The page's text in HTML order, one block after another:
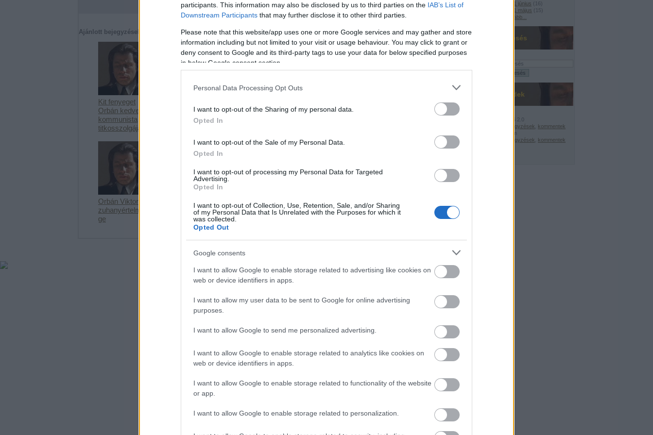
participants. This information may also be disclosed by us to third parties on the IAB’s List of
Downstream Participants that may further disclose it to other third parties.
Please note that this website/app uses one or more Google services and may gather and store
information including but not limited to your visit or usage behaviour. You may click to grant or
deny consent to Google and its third-party tags to use your data for below specified purposes
in below Google consent section.
Personal Data Processing Opt Outs
I want to opt-out of the Sharing of my personal data.
Opted In
I want to opt-out of the Sale of my Personal Data.
Opted In
I want to opt-out of processing my Personal Data for Targeted
Advertising.
Opted In
I want to opt-out of Collection, Use, Retention, Sale, and/or Sharing
of my Personal Data that Is Unrelated with the Purposes for which it
was collected.
Opted Out
Google consents
I want to allow Google to enable storage related to advertising like cookies on
web or device identifiers in apps.
I want to allow my user data to be sent to Google for online advertising
purposes.
I want to allow Google to send me personalized advertising.
I want to allow Google to enable storage related to analytics like cookies on
web or device identifiers in apps.
I want to allow Google to enable storage related to functionality of the website
or app.
I want to allow Google to enable storage related to personalization.
2021 június ( 16 )
2021 május ( 15)
Tovább
Keresés
Feedek
RSS 2.0
bejegyzések
kommentek
Atom
bejegyzések
kommentek
Jobban teljesít...
FRISSÍTVE!
Itt az újabb történelmi csúcs
A központi költségvetés bruttó adóssága: 2010. május: 19.933,4 Mrd Ft; 2011.
Vincenzúra
Ajánlott bejegyzések:
Kit fenyeget
Orbán kedvenc
kommunista
titkosszolgája?
rangsorokról
világhírű
Orbán Viktor
zuhanyértelmisé
ge
Dodóra várva